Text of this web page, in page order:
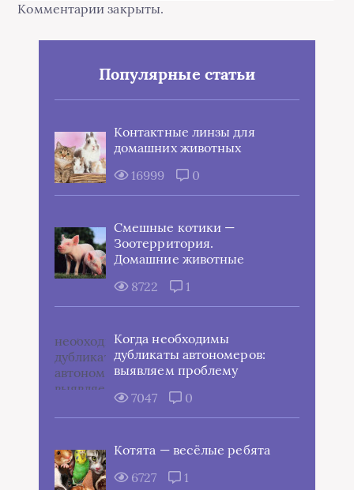
Комментарии закрыты.
Популярные статьи
Контактные линзы для
домашних животных
16999
0
Смешные котики —
Зоотерритория.
Домашние животные
8722
1
Когда необходимы
дубликаты автономеров:
выявляем проблему
7047
0
Котята — весёлые ребята
6727
1